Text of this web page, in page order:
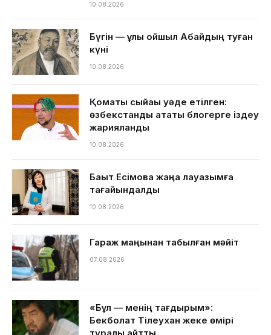
10.08.2026
Бүгін — ұлы ойшыл Абайдың туған
күні
10.08.2026
Қомақты сыйақы уәде етілген:
өзбекстандық атақты блогерге іздеу
жарияланды
10.08.2026
Бақыт Есімова жаңа лауазымға
тағайындалды
10.08.2026
Гараж маңынан табылған мәйіт
07.08.2026
«Бұл — менің тағдырым»:
Бекболат Тілеухан жеке өмірі